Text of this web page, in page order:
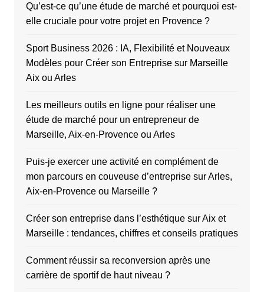
Qu’est-ce qu’une étude de marché et pourquoi est-
elle cruciale pour votre projet en Provence ?
Sport Business 2026 : IA, Flexibilité et Nouveaux
Modèles pour Créer son Entreprise sur Marseille
Aix ou Arles
Les meilleurs outils en ligne pour réaliser une
étude de marché pour un entrepreneur de
Marseille, Aix-en-Provence ou Arles
Puis-je exercer une activité en complément de
mon parcours en couveuse d’entreprise sur Arles,
Aix-en-Provence ou Marseille ?
Créer son entreprise dans l’esthétique sur Aix et
Marseille : tendances, chiffres et conseils pratiques
Comment réussir sa reconversion après une
carrière de sportif de haut niveau ?